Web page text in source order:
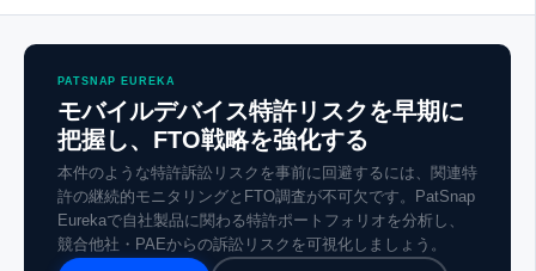
PATSNAP EUREKA
モバイルデバイス特許リスクを早期に
把握し、FTO戦略を強化する
本件のような特許訴訟リスクを事前に回避するには、関連特
許の継続的モニタリングとFTO調査が不可欠です。PatSnap
Eurekaで自社製品に関わる特許ポートフォリオを分析し、
競合他社・PAEからの訴訟リスクを可視化しましょう。